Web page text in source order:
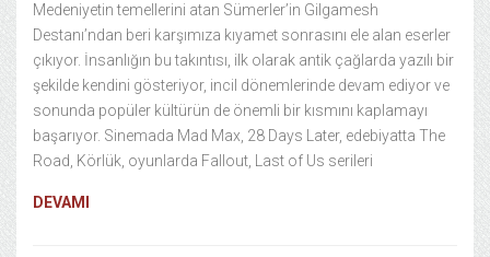
Medeniyetin temellerini atan Sümerler’in Gilgamesh
Destanı’ndan beri karşımıza kıyamet sonrasını ele alan eserler
çıkıyor. İnsanlığın bu takıntısı, ilk olarak antik çağlarda yazılı bir
şekilde kendini gösteriyor, incil dönemlerinde devam ediyor ve
sonunda popüler kültürün de önemli bir kısmını kaplamayı
başarıyor. Sinemada Mad Max, 28 Days Later, edebiyatta The
Road, Körlük, oyunlarda Fallout, Last of Us serileri
DEVAMI